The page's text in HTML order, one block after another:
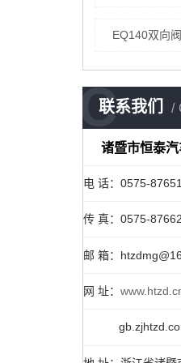
EQ140双向阀
联系我们
C
诸暨市恒泰
电 话：0575-
传 真：0575-
邮 箱：
网 址：